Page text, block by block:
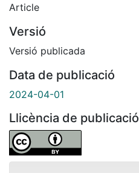
Article
Versió
Versió publicada
Data de publicació
2024-04-01
Llicència de publicació